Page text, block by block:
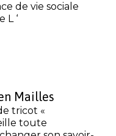
de vie sociale
L ‘
Mailles
tricot «
toute